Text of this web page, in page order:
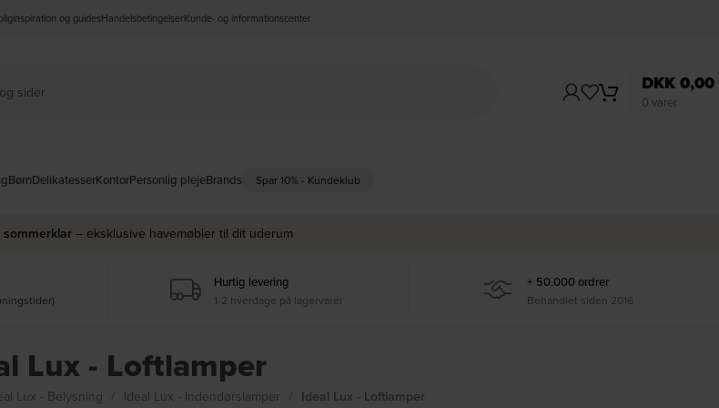
og guidesHandelsbetingelserKunde- og informationscenter
0 varer
DKK0,00
BørnDelikatesserKontorPersonlig plejeBrands Spar 10% - Kundeklub
– eksklusive havemøbler til dit uderum
Hurtig levering
1-2 hverdage på lagervarer
+ 50.000 ordrer
Behandlet siden 2016
Lux - Loftlamper
Lux - Belysning Ideal Lux - Indendørslamper Ideal Lux - Loftlamper